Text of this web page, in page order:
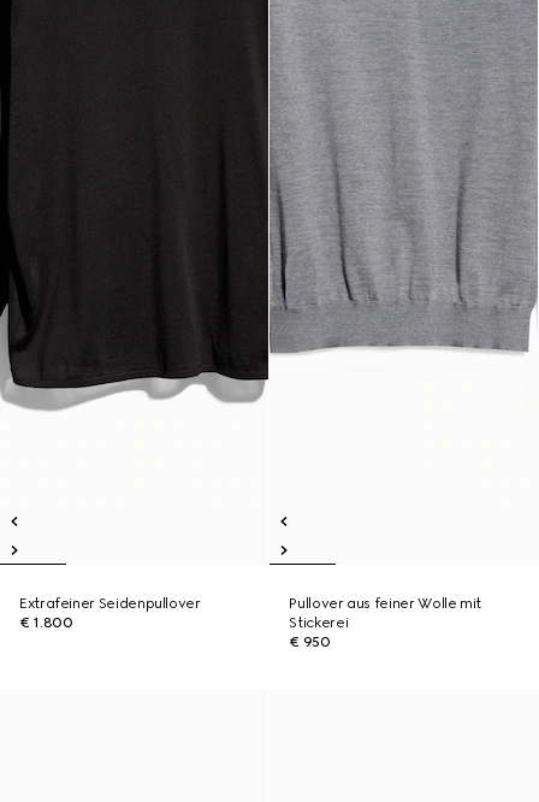
Extrafeiner Seidenpullover
€ 1.800
Pullover aus feiner Wolle mit
Stickerei
€ 950